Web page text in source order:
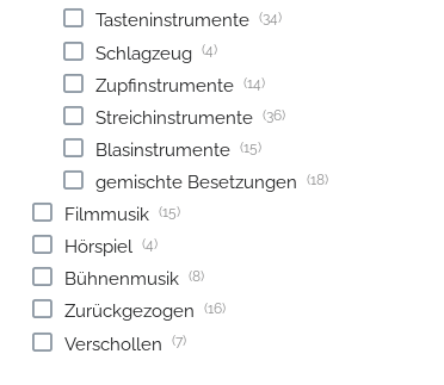
Tasteninstrumente (34)
Schlagzeug (4)
Zupfinstrumente (14)
Streichinstrumente (36)
Blasinstrumente (15)
gemischte Besetzungen (18)
Filmmusik (15)
Hörspiel (4)
Bühnenmusik (8)
Zurückgezogen (16)
Verschollen (7)